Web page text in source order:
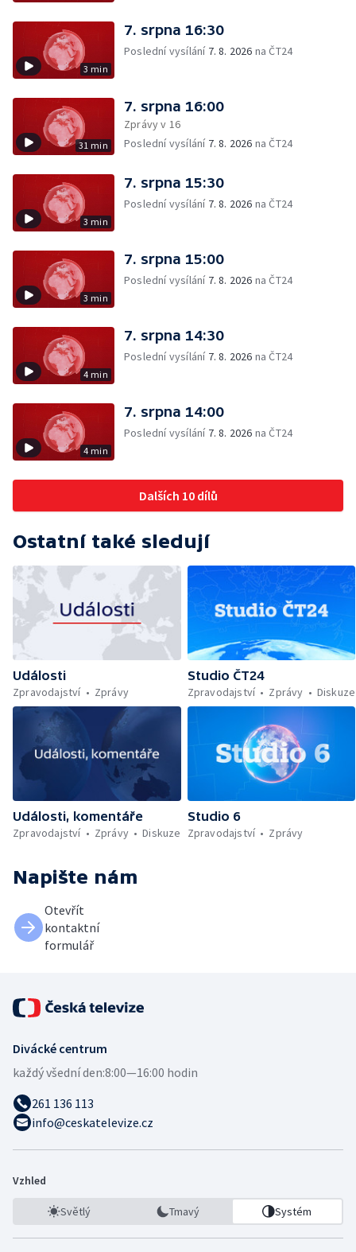
3 min
7. srpna 16:30
Poslední vysílání 7. 8. 2026 na ČT24
31 min
7. srpna 16:00
Zprávy v 16
Poslední vysílání 7. 8. 2026 na ČT24
3 min
7. srpna 15:30
Poslední vysílání 7. 8. 2026 na ČT24
3 min
7. srpna 15:00
Poslední vysílání 7. 8. 2026 na ČT24
4 min
7. srpna 14:30
Poslední vysílání 7. 8. 2026 na ČT24
4 min
7. srpna 14:00
Poslední vysílání 7. 8. 2026 na ČT24
Dalších 10 dílů
Ostatní také sledují
Události
Zpravodajství
Zprávy
Studio ČT24
Zpravodajství
Zprávy Diskuze
Události, komentáře
Zpravodajství
Zprávy Diskuze
Studio 6
Zpravodajství
Zprávy
Napište nám
Otevřít
kontaktní
formulář
Divácké centrum
každý všední den:8:00—16:00 hodin
261 136 113
info@ceskatelevize.cz
Vzhled
Světlý Tmavý Systém